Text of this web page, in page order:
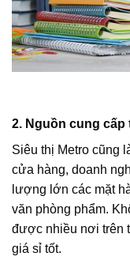
2. Nguồn cung
Siêu thị Metro cũng
cửa hàng, doanh
lượng lớn các mặt
văn phòng phẩm.
được nhiều nơi trên
giá sỉ tốt.